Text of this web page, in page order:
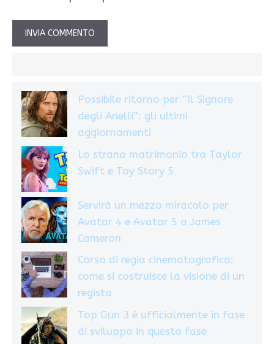
Possibile ritorno per “Il Signore
degli Anelli”: gli ultimi
aggiornamenti
Lo strano matrimonio tra Taylor
Swift e Toy Story 5
Servirà un mezzo miracolo per
Avatar 4 e Avatar 5 a James
Cameron
Corso di regia cinematografica:
come si costruisce la visione di un
regista
Top Gun 3 è ufficialmente in fase
di sviluppo in questa fase